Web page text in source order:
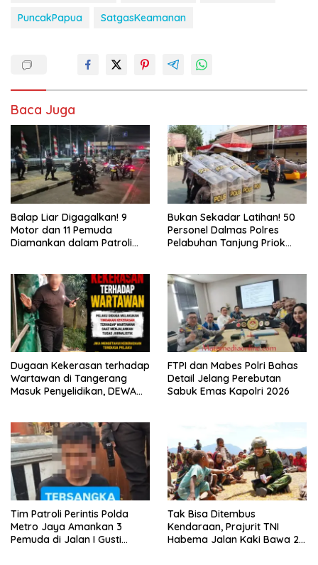
PuncakPapua
SatgasKeamanan
Baca Juga
Balap Liar Digagalkan! 9
Motor dan 11 Pemuda
Diamankan dalam Patroli
Bukan Sekadar Latihan! 50
Personel Dalmas Polres
Pelabuhan Tanjung Priok
Dugaan Kekerasan terhadap
Wartawan di Tangerang
Masuk Penyelidikan, DEWA
FTPI dan Mabes Polri Bahas
Detail Jelang Perebutan
Sabuk Emas Kapolri 2026
Tim Patroli Perintis Polda
Metro Jaya Amankan 3
Pemuda di Jalan I Gusti
Tak Bisa Ditembus
Kendaraan, Prajurit TNI
Habema Jalan Kaki Bawa 2